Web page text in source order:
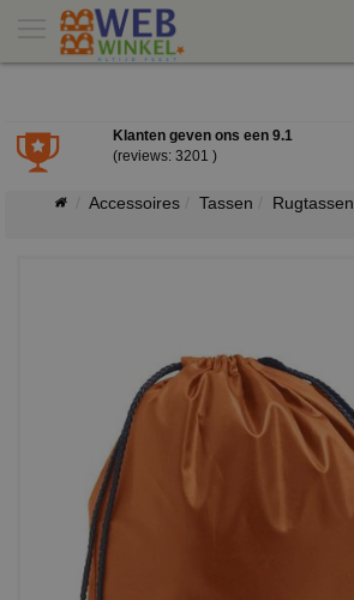
Klanten geven ons een 9.1
(reviews: 3201 )
Accessoires Tassen Rugtassen